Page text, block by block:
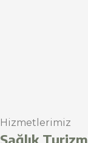
Hizmetlerimiz
Sağlık